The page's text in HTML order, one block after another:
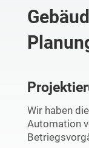
Wir haben
Automation